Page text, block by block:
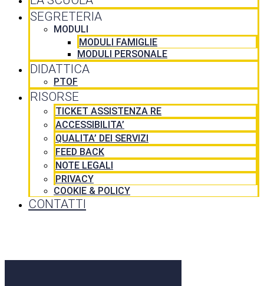
SEGRETERIA
MODULI
MODULI FAMIGLIE
MODULI PERSONALE
DIDATTICA
PTOF
RISORSE
TICKET ASSISTENZA RE
ACCESSIBILITA’
QUALITA’ DEI SERVIZI
FEED BACK
NOTE LEGALI
PRIVACY
COOKIE & POLICY
CONTATTI